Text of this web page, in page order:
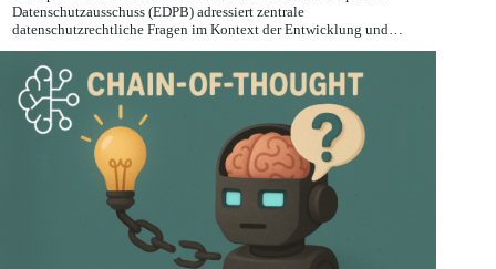
Die Opinion 28/2024 vom 18. Dezember 2024 des Europäische
Datenschutzausschuss (EDPB) adressiert zentrale
datenschutzrechtliche Fragen im Kontext der Entwicklung und…